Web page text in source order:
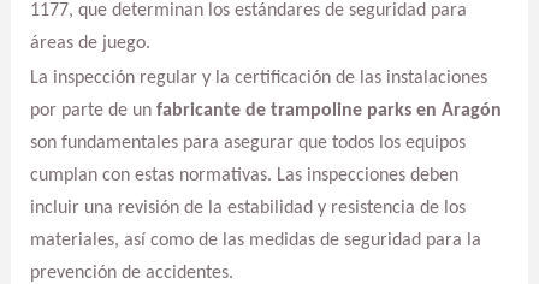
1177, que determinan los estándares de seguridad para
áreas de juego.
La inspección regular y la certificación de las instalaciones
por parte de un fabricante de trampoline parks en Aragón
son fundamentales para asegurar que todos los equipos
cumplan con estas normativas. Las inspecciones deben
incluir una revisión de la estabilidad y resistencia de los
materiales, así como de las medidas de seguridad para la
prevención de accidentes.